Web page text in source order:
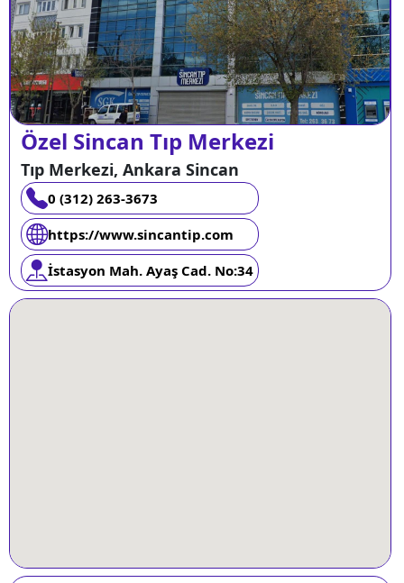
Özel Sincan Tıp Merkezi
Tıp Merkezi, Ankara Sincan
0 (312) 263-3673
https://www.sincantip.com
İstasyon Mah. Ayaş Cad. No:34